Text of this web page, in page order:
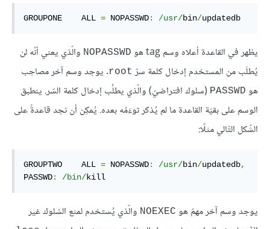
GROUPONE    ALL = NOPASSWD: /usr/bin/updatedb
يظهر في القاعدة أعلاه وسم tag هو NOPASSWD والّذي يعني أنّه لن
يُطلَب من المستخدم إدخال كلمة سرّ root. يوجد وسم آخر مصاحِب
هو PASSWD (سلوك افتراضيّ) والّذي يطلُب إدخال كلمة السّر. ينطبق
الوسم على بقيّة القاعدة ما لم يُذكر توءَمُه بعده. يُمكِن أن نجد قاعدةً على
الشّكل التّالي مثلًا:
GROUPTWO    ALL = NOPASSWD: /usr/bin/updatedb,
PASSWD: /bin/kill
يوجد وسم آخر مهمّ هو NOEXEC والّذي يُستخدم لمنع السّلوك غير